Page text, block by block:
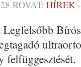
ROVAT: HÍREK
felfüggesztését.